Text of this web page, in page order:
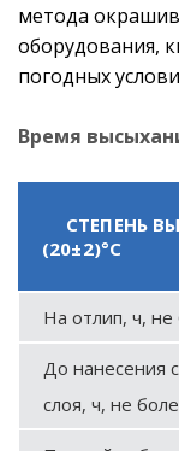
метода
оборудования,
погодных
Время
СТЕПЕНЬ
(20±2)°С
На отлип, ч, не
До нанесения
слоя, ч, не